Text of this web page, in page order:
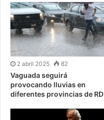
2 abril 2025 82
Vaguada seguirá
provocando lluvias en
diferentes provincias de RD